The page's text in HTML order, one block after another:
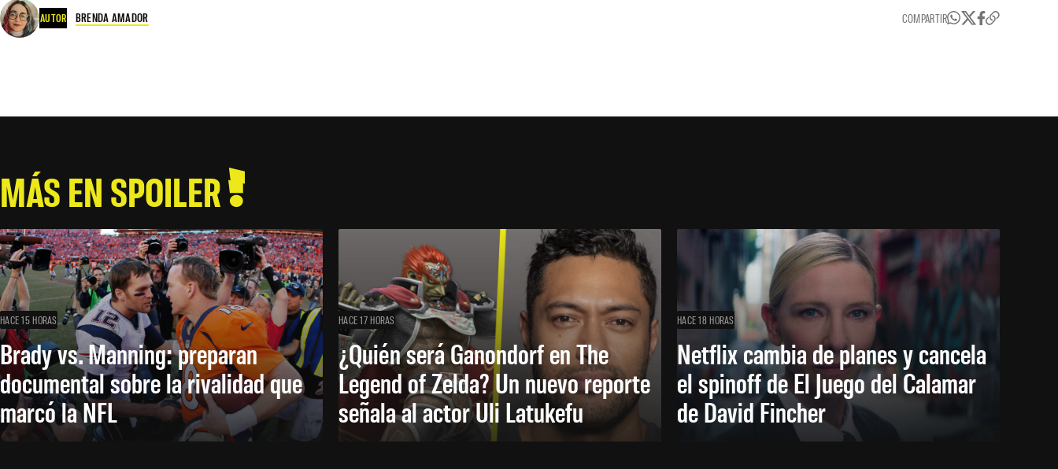
AUTOR BRENDA AMADOR COMPARTIR
MÁS EN SPOILER
HACE 15 HORAS
Brady vs. Manning: preparan
documental sobre la rivalidad que
marcó la NFL
HACE 17 HORAS
¿Quién será Ganondorf en The
Legend of Zelda? Un nuevo reporte
señala al actor Uli Latukefu
HACE 18 HORAS
Netflix cambia de planes y cancela
el spinoff de El Juego del Calamar
de David Fincher